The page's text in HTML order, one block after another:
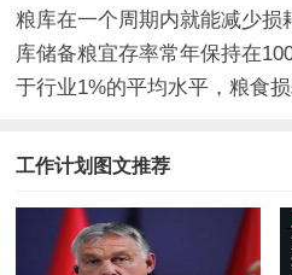
粮库在一个周期内就能减少损
库储备粮宜存率常年保持在
于行业1%的平均水平，粮食损
工作计划图文推荐